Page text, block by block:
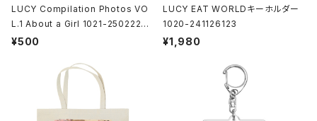
LUCY Compilation Photos VO
L.1 About a Girl 1021-25022200
1
¥500
LUCY EAT WORLDキーホルダー
1020-241126123
¥1,980